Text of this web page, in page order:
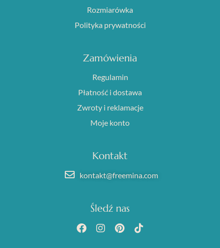
Rozmiarówka
Polityka prywatności
Zamówienia
Regulamin
Płatność i dostawa
Zwroty i reklamacje
Moje konto
Kontakt
kontakt@freemina.com
Śledź nas